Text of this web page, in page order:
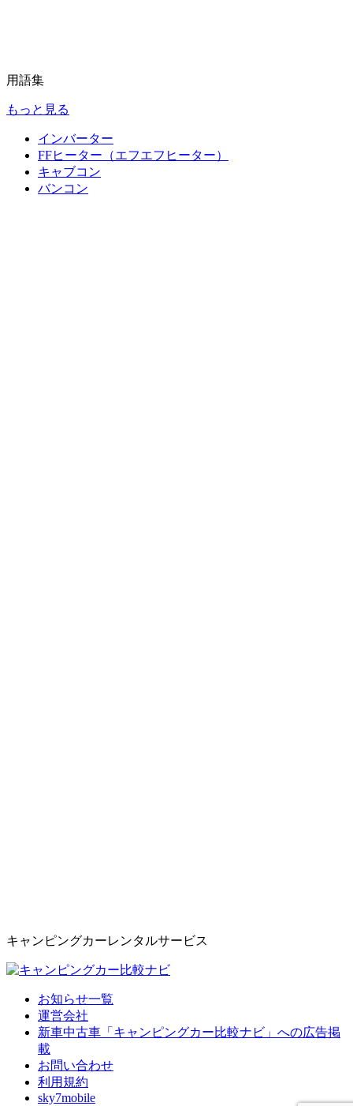
用語集
もっと見る
インバーター
FFヒーター（エフエフヒーター）
キャブコン
バンコン
キャンピングカーレンタルサービス
お知らせ一覧
運営会社
新車中古車「キャンピングカー比較ナビ」への広告掲
載
お問い合わせ
利用規約
sky7mobile